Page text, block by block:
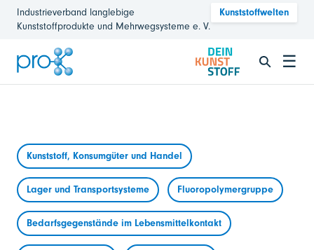
Industrieverband langlebige
Kunststoffprodukte und Mehrwegsysteme e. V.
Kunststoffwelten
☰
Kunststoff, Konsumgüter und Handel
Lager und Transportsysteme Fluoropolymergruppe
Bedarfsgegenstände im Lebensmittelkontakt